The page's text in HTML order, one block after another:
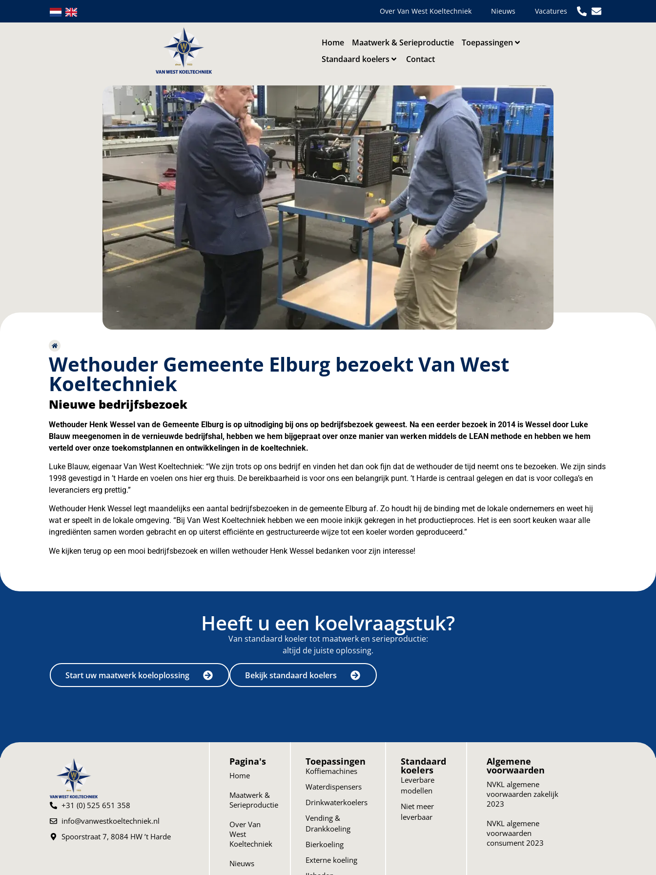
Over Van West Koeltechniek Nieuws Vacatures
Home Maatwerk & Serieproductie
Toepassingen
Standaard koelers
Contact
Wethouder Gemeente Elburg bezoekt Van West
Koeltechniek
Nieuwe bedrijfsbezoek
Wethouder Henk Wessel van de Gemeente Elburg is op uitnodiging bij ons op bedrijfsbezoek geweest. Na een eerder bezoek in 2014 is Wessel door Luke
Blauw meegenomen in de vernieuwde bedrijfshal, hebben we hem bijgepraat over onze manier van werken middels de LEAN methode en hebben we hem
verteld over onze toekomstplannen en ontwikkelingen in de koeltechniek.
Luke Blauw, eigenaar Van West Koeltechniek: “We zijn trots op ons bedrijf en vinden het dan ook fijn dat de wethouder de tijd neemt ons te bezoeken. We zijn sinds
1998 gevestigd in ’t Harde en voelen ons hier erg thuis. De bereikbaarheid is voor ons een belangrijk punt. ’t Harde is centraal gelegen en dat is voor collega’s en
leveranciers erg prettig.”
Wethouder Henk Wessel legt maandelijks een aantal bedrijfsbezoeken in de gemeente Elburg af. Zo houdt hij de binding met de lokale ondernemers en weet hij
wat er speelt in de lokale omgeving. “Bij Van West Koeltechniek hebben we een mooie inkijk gekregen in het productieproces. Het is een soort keuken waar alle
ingrediënten samen worden gebracht en op uiterst efficiënte en gestructureerde wijze tot een koeler worden geproduceerd.”
We kijken terug op een mooi bedrijfsbezoek en willen wethouder Henk Wessel bedanken voor zijn interesse!
Heeft u een koelvraagstuk?
Van standaard koeler tot maatwerk en serieproductie:
altijd de juiste oplossing.
Start uw maatwerk koeloplossing Bekijk standaard koelers
+31 (0) 525 651 358
info@vanwestkoeltechniek.nl
Spoorstraat 7, 8084 HW ’t Harde
Pagina's
Home
Maatwerk &
Serieproductie
Over Van
West
Koeltechniek
Nieuws
Toepassingen
Koffiemachines
Waterdispensers
Drinkwaterkoelers
Vending &
Drankkoeling
Bierkoeling
Externe koeling
Standaard
koelers
Leverbare
modellen
Niet meer
leverbaar
Algemene
voorwaarden
NVKL algemene
voorwaarden zakelijk
2023
NVKL algemene
voorwaarden
consument 2023